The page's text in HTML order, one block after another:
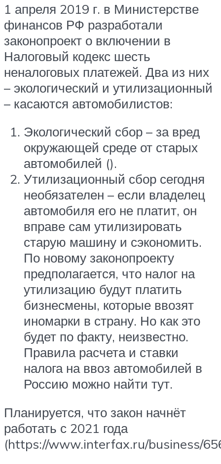
1 апреля 2019 г. в Министерстве
финансов РФ разработали
законопроект о включении в
Налоговый кодекс шесть
неналоговых платежей. Два из них
– экологический и утилизационный
– касаются автомобилистов:
Экологический сбор – за вред
окружающей среде от старых
автомобилей ().
Утилизационный сбор сегодня
необязателен – если владелец
автомобиля его не платит, он
вправе сам утилизировать
старую машину и сэкономить.
По новому законопроекту
предполагается, что налог на
утилизацию будут платить
бизнесмены, которые ввозят
иномарки в страну. Но как это
будет по факту, неизвестно.
Правила расчета и ставки
налога на ввоз автомобилей в
Россию можно найти тут.
Планируется, что закон начнёт
работать с 2021 года
(https://www.interfax.ru/business/